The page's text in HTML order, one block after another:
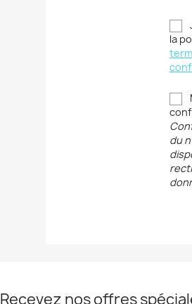
la
du
Recevez nos offres